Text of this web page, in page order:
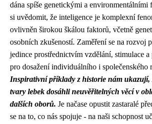
dána spíše genetickými a environmentálními
si uvědomit, že inteligence je komplexní
ovlivněn širokou škálou faktorů, včetně
osobních zkušeností. Zaměření se na rozvoj
jedince prostřednictvím vzdělání, stimulace
pro dosažení individuálního i společenského
Inspirativní příklady z historie nám ukazují,
tvary lebek dosáhli neuvěřitelných věcí v
dalších oborů. Je načase opustit zastaralé
se na to, co nás spojuje - na naši schopnost